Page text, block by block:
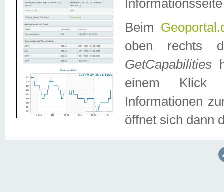
Beim
oben rechts
GetCapabilities
einem Klick
Informationen
öffnet sich dann